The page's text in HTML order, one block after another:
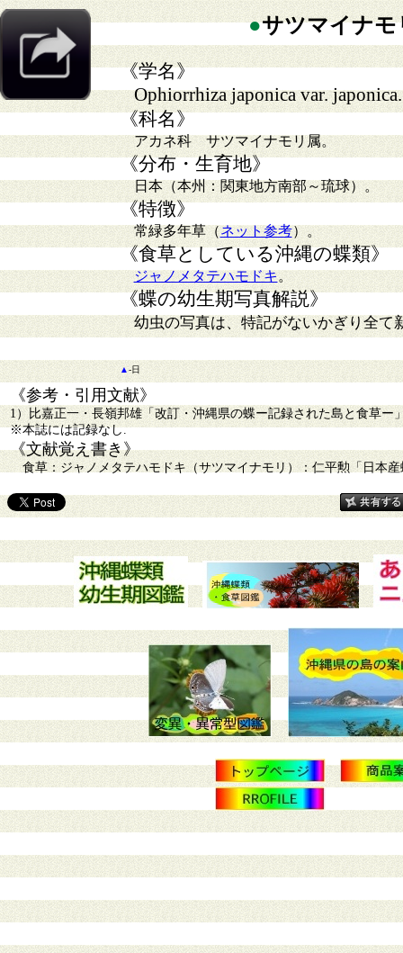
●サツマイナモ
《学名》
Ophiorrhiza japonica var. japonica.
《科名》
アカネ科 サツマイナモリ属。
《分布・生育地》
日本（本州：関東地方南部～琉球）。
《特徴》
常緑多年草（ネット参考）。
《食草としている沖縄の蝶類》
ジャノメタテハモドキ。
《蝶の幼生期写真解説》
幼虫の写真は、特記がないかぎり全て
▲-日
《参考・引用文献》
1）比嘉正一・長嶺邦雄「改訂・沖縄県の蝶ー記録された島と食草ー
※本誌には記録なし.
《文献覚え書き》
食草：ジャノメタテハモドキ（サツマイナモリ）：仁平勲「日本産